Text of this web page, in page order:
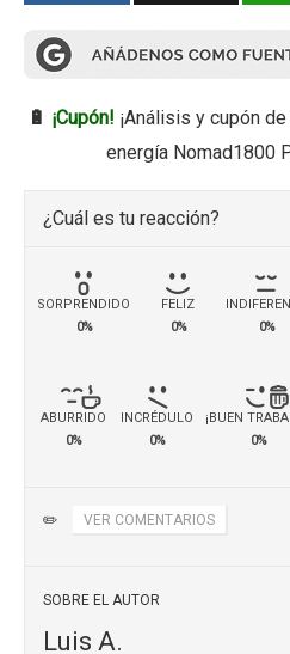
🔋 ¡Cupón! ¡Análisis y cupón
energía Nomad1800
¿Cuál es tu reacción?
SORPRENDIDO
0%
FELIZ
0%
0%
ABURRIDO
0%
INCRÉDULO
0%
¡BUEN
0%
✏️ VER COMENTARIOS
SOBRE EL AUTOR
Luis A.